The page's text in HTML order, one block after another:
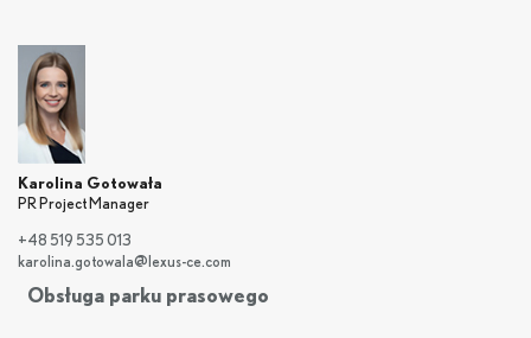
Karolina Gotowała
PR Project Manager
+48 519 535 013
karolina.gotowala@lexus-ce.com
Obsługa parku prasowego